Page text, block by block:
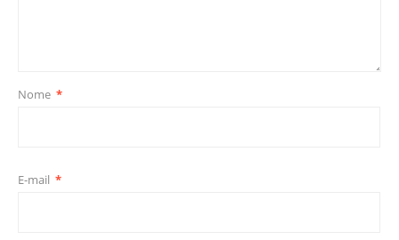
Nome *
E-mail *